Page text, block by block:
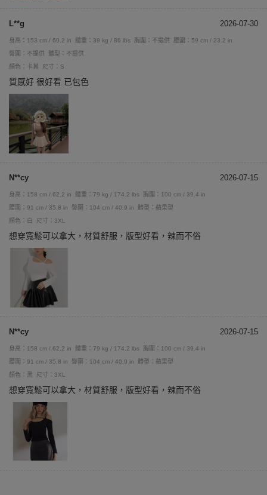
L**g 2026-07-30
身高：153 cm / 60.2 in 體重：39 kg / 86 lbs 胸圍：不提供
腰圍：59 cm / 23.2 in
臀圍：不提供
體型：不提供
顏色：卡其
尺寸：S
質感好 很好看 已包色
N**cy 2026-07-15
身高：158 cm / 62.2 in 體重：79 kg / 174.2 lbs
胸圍：100 cm / 39.4 in
腰圍：91 cm / 35.8 in
臀圍：104 cm / 40.9 in
體型：蘋果型
顏色：白
尺寸：3XL
想穿寬鬆可以拿大，材質舒服，版型好看，辣而不俗
N**cy 2026-07-15
身高：158 cm / 62.2 in 體重：79 kg / 174.2 lbs
胸圍：100 cm / 39.4 in
腰圍：91 cm / 35.8 in
臀圍：104 cm / 40.9 in
體型：蘋果型
顏色：黑
尺寸：3XL
想穿寬鬆可以拿大，材質舒服，版型好看，辣而不俗